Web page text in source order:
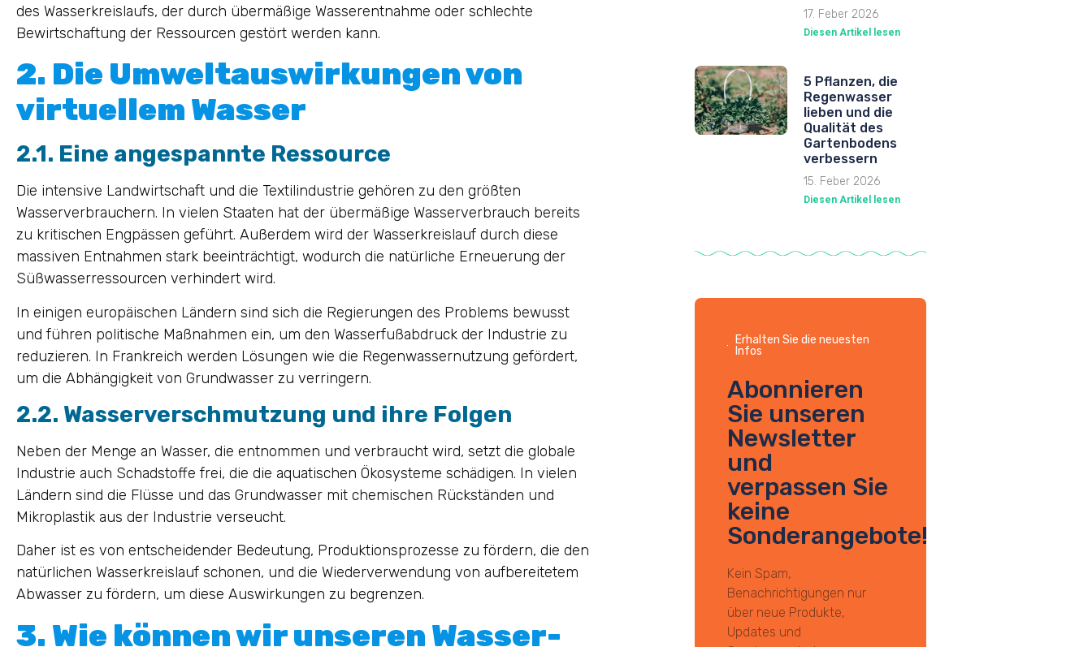
des Wasserkreislaufs, der durch übermäßige Wasserentnahme oder schlechte
Bewirtschaftung der Ressourcen gestört werden kann.
2. Die Umweltauswirkungen von
virtuellem Wasser
2.1. Eine angespannte Ressource
Die intensive Landwirtschaft und die Textilindustrie gehören zu den größten
Wasserverbrauchern. In vielen Staaten hat der übermäßige Wasserverbrauch bereits
zu kritischen Engpässen geführt. Außerdem wird der Wasserkreislauf durch diese
massiven Entnahmen stark beeinträchtigt, wodurch die natürliche Erneuerung der
Süßwasserressourcen verhindert wird.
In einigen europäischen Ländern sind sich die Regierungen des Problems bewusst
und führen politische Maßnahmen ein, um den Wasserfußabdruck der Industrie zu
reduzieren. In Frankreich werden Lösungen wie die Regenwassernutzung gefördert,
um die Abhängigkeit von Grundwasser zu verringern.
2.2. Wasserverschmutzung und ihre Folgen
Neben der Menge an Wasser, die entnommen und verbraucht wird, setzt die globale
Industrie auch Schadstoffe frei, die die aquatischen Ökosysteme schädigen. In vielen
Ländern sind die Flüsse und das Grundwasser mit chemischen Rückständen und
Mikroplastik aus der Industrie verseucht.
Daher ist es von entscheidender Bedeutung, Produktionsprozesse zu fördern, die den
natürlichen Wasserkreislauf schonen, und die Wiederverwendung von aufbereitetem
Abwasser zu fördern, um diese Auswirkungen zu begrenzen.
3. Wie können wir unseren Wasser-
17. Feber 2026
Diesen Artikel lesen
5 Pflanzen, die
Regenwasser
lieben und die
Qualität des
Gartenbodens
verbessern
15. Feber 2026
Diesen Artikel lesen
Erhalten Sie die neuesten
Infos
Abonnieren
Sie unseren
Newsletter
und
verpassen Sie
keine
Sonderangebote!
Kein Spam,
Benachrichtigungen nur
über neue Produkte,
Updates und